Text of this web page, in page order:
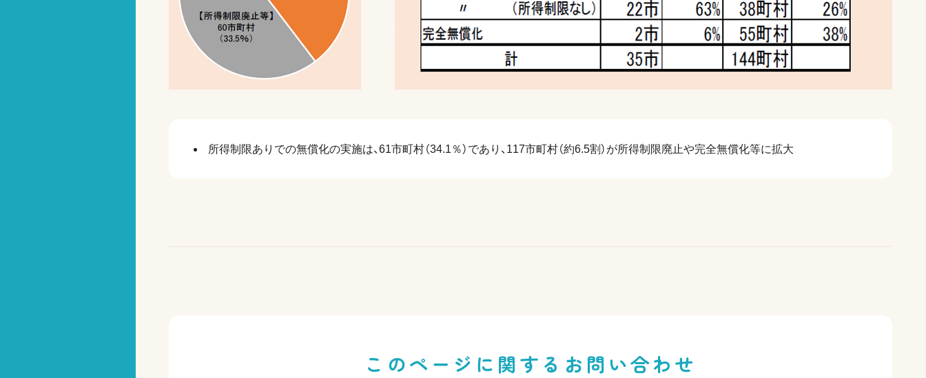
所得制限ありでの無償化の実施は、61市町村（34.1％）であり、117市町村（約6.5割）が所得制限廃止や完全無償化等に拡大
このページに関する お問い合わせ